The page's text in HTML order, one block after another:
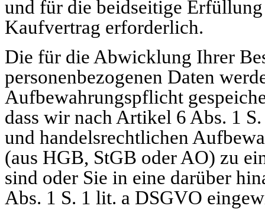
und für die beidseitige
Kaufvertrag erforderlich.
Die für die Abwicklung Ihrer
personenbezogenen Daten
Aufbewahrungspflicht
dass wir nach Artikel 6 Abs. 1
und handelsrechtlichen
(aus HGB, StGB oder AO) zu
sind oder Sie in eine darüber
Abs. 1 S. 1 lit. a DSGVO